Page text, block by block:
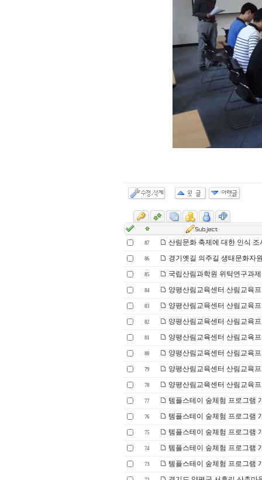
87 산림문화 축제에 대한 인식 조
86 경기옛길 의주길 생태문화자
85 국립산림과학원 위탁연구과
84 양평산림교육센터 산림교육
83 양평산림교육센터 산림교육
82 양평산림교육센터 산림교육
81 양평산림교육센터 산림교육
80 양평산림교육센터 산림교육
79 양평산림교육센터 산림교육
78 양평산림교육센터 산림교육
77 템플스테이 숲체험 프로그램
76 템플스테이 숲체험 프로그램
75 템플스테이 숲체험 프로그램
74 템플스테이 숲체험 프로그램
73 템플스테이 숲체험 프로그램